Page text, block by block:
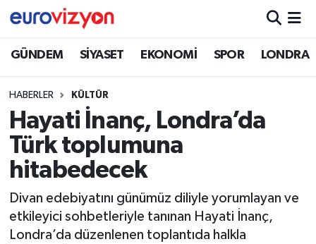
GÜNDEM SİYASET EKONOMİ SPOR LONDRA
HABERLER KÜLTÜR
Hayati İnanç, Londra’da
Türk toplumuna
hitabedecek
Divan edebiyatını günümüz diliyle yorumlayan ve
etkileyici sohbetleriyle tanınan Hayati İnanç,
Londra’da düzenlenen toplantıda halkla